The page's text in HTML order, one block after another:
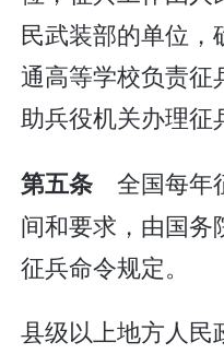
民武装部的单位，
通高等学校负责征
助兵役机关办理征
第五条 全国每年
间和要求，由国务
征兵命令规定。
县级以上地方人民